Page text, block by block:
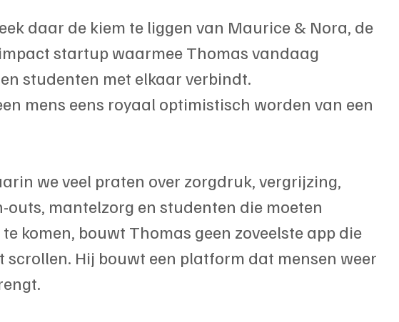
daar de kiem te liggen van Maurice & Nora, de
startup waarmee Thomas vandaag
studenten met elkaar verbindt.
mens eens royaal optimistisch worden van een
we veel praten over zorgdruk, vergrijzing,
outs, mantelzorg en studenten die moeten
komen, bouwt Thomas geen zoveelste app die
scrollen. Hij bouwt een platform dat mensen weer